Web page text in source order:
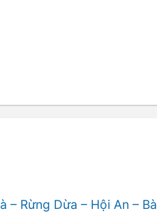
– Rừng Dừa – Hội An – Bà